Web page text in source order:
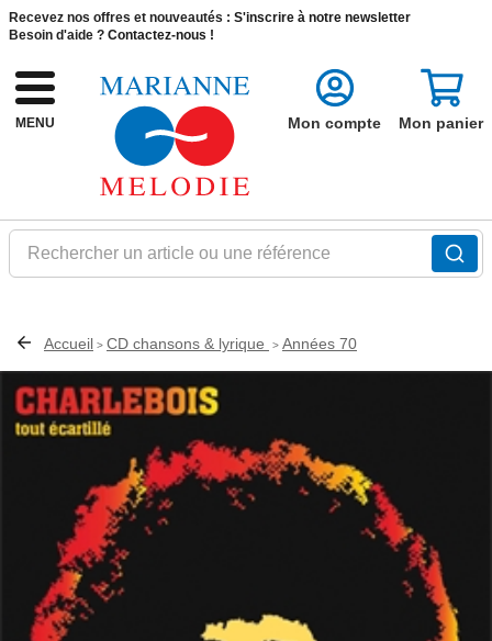
Recevez nos offres et nouveautés : S'inscrire à notre newsletter
Besoin d'aide ? Contactez-nous !
MENU
Rechercher un article ou une référence
Mon compte Mon panier
Accueil > CD chansons & lyrique > Années 70